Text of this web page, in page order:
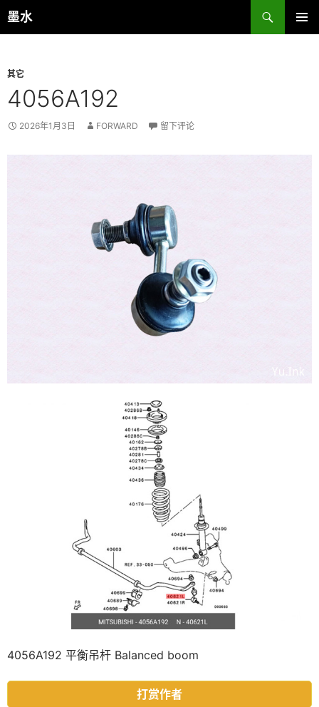
跳
至
墨水
搜
索
其它
4056A192
2026年1月3日 FORWARD 留下评论
4056A192 平衡吊杆 Balanced boom
打赏作者